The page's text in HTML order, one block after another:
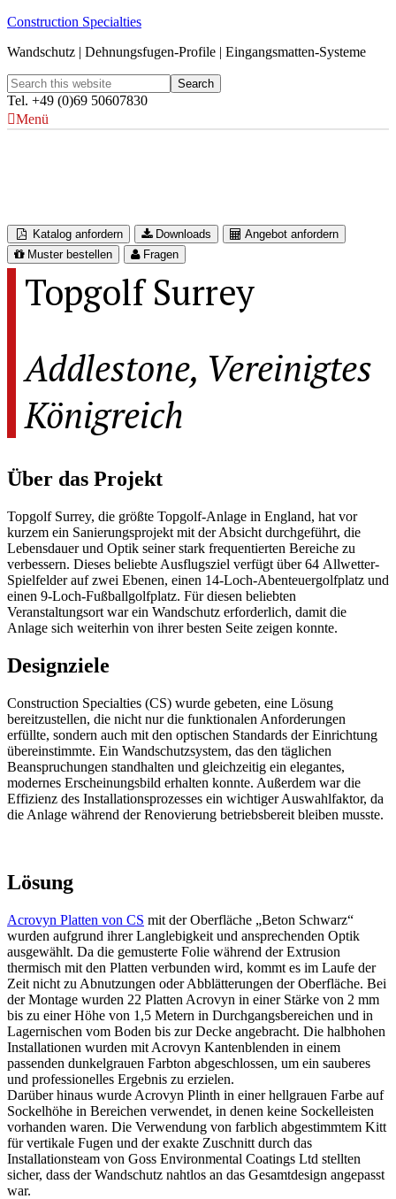
Construction Specialties
Wandschutz | Dehnungsfugen-Profile | Eingangsmatten-Systeme
Tel. +49 (0)69 50607830
Menü
Katalog anfordern Downloads
Angebot anfordern
Muster bestellen
Fragen
Topgolf Surrey
Addlestone, Vereinigtes
Königreich
Über das Projekt
Topgolf Surrey, die größte Topgolf-Anlage in England, hat vor
kurzem ein Sanierungsprojekt mit der Absicht durchgeführt, die
Lebensdauer und Optik seiner stark frequentierten Bereiche zu
verbessern. Dieses beliebte Ausflugsziel verfügt über 64 Allwetter-
Spielfelder auf zwei Ebenen, einen 14-Loch-Abenteuergolfplatz und
einen 9-Loch-Fußballgolfplatz. Für diesen beliebten
Veranstaltungsort war ein Wandschutz erforderlich, damit die
Anlage sich weiterhin von ihrer besten Seite zeigen konnte.
Designziele
Construction Specialties (CS) wurde gebeten, eine Lösung
bereitzustellen, die nicht nur die funktionalen Anforderungen
erfüllte, sondern auch mit den optischen Standards der Einrichtung
übereinstimmte. Ein Wandschutzsystem, das den täglichen
Beanspruchungen standhalten und gleichzeitig ein elegantes,
modernes Erscheinungsbild erhalten konnte. Außerdem war die
Effizienz des Installationsprozesses ein wichtiger Auswahlfaktor, da
die Anlage während der Renovierung betriebsbereit bleiben musste.
Lösung
Acrovyn Platten von CS mit der Oberfläche „Beton Schwarz“
wurden aufgrund ihrer Langlebigkeit und ansprechenden Optik
ausgewählt. Da die gemusterte Folie während der Extrusion
thermisch mit den Platten verbunden wird, kommt es im Laufe der
Zeit nicht zu Abnutzungen oder Abblätterungen der Oberfläche. Bei
der Montage wurden 22 Platten Acrovyn in einer Stärke von 2 mm
bis zu einer Höhe von 1,5 Metern in Durchgangsbereichen und in
Lagernischen vom Boden bis zur Decke angebracht. Die halbhohen
Installationen wurden mit Acrovyn Kantenblenden in einem
passenden dunkelgrauen Farbton abgeschlossen, um ein sauberes
und professionelles Ergebnis zu erzielen.
Darüber hinaus wurde Acrovyn Plinth in einer hellgrauen Farbe auf
Sockelhöhe in Bereichen verwendet, in denen keine Sockelleisten
vorhanden waren. Die Verwendung von farblich abgestimmtem Kitt
für vertikale Fugen und der exakte Zuschnitt durch das
Installationsteam von Goss Environmental Coatings Ltd stellten
sicher, dass der Wandschutz nahtlos an das Gesamtdesign angepasst
war.